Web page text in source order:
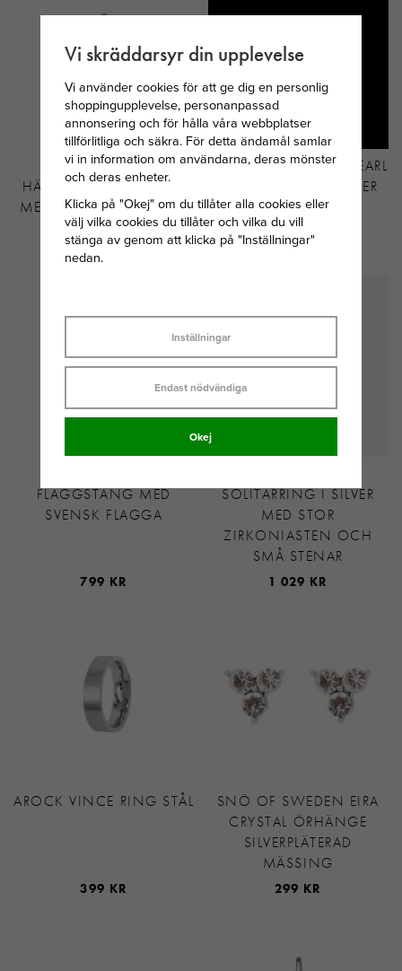
SVEDBOM
HÄNGSMYCKE I SILVER
MED JUNI MÅNADSTEN
MÅNSTEN
149 KR
MARIA NILSDOTTER PEARL
TEAR ÖRHÄNGE SILVER
MED PÄRLA
FLAGGSTÅNG MED
SVENSK FLAGGA
799 KR
SOLITÄRRING I SILVER
MED STOR
ZIRKONIASTEN OCH
SMÅ STENAR
1 029 KR
AROCK VINCE RING STÅL
399 KR
SNÖ OF SWEDEN EIRA
CRYSTAL ÖRHÄNGE
SILVERPLÄTERAD
MÄSSING
299 KR
Vi skräddarsyr din upplevelse
Vi använder cookies för att ge dig en personlig
shoppingupplevelse, personanpassad
annonsering och för hålla våra webbplatser
tillförlitliga och säkra. För detta ändamål samlar
vi in information om användarna, deras mönster
och deras enheter.
Klicka på "Okej" om du tillåter alla cookies eller
välj vilka cookies du tillåter och vilka du vill
stänga av genom att klicka på "Inställningar"
nedan.
Inställningar
Endast nödvändiga
Okej